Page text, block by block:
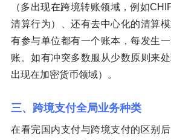
（多出现在跨境转账领域，例如
清算行为）、还有去中心化的清算
有参与单位都有一个账本，每发生
账。如有冲突多数服从少数原则来
出现在加密货币领域）。
三、跨境支付全局业务种类
在看完国内支付与跨境支付的区别